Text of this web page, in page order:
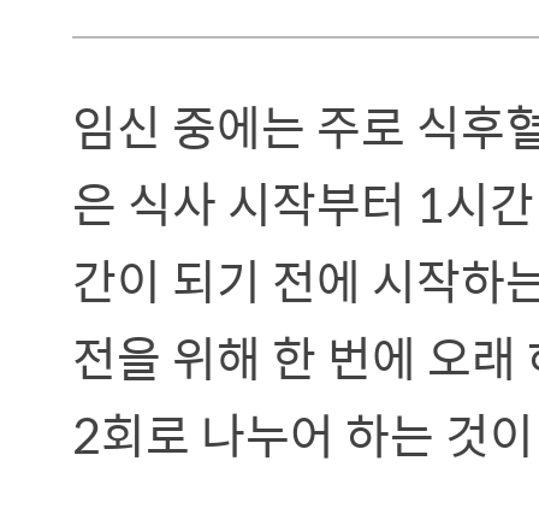
임신 중에는 주로 식후
은 식사 시작부터 1시
간이 되기 전에 시작하
전을 위해 한 번에 오
2회로 나누어 하는 것